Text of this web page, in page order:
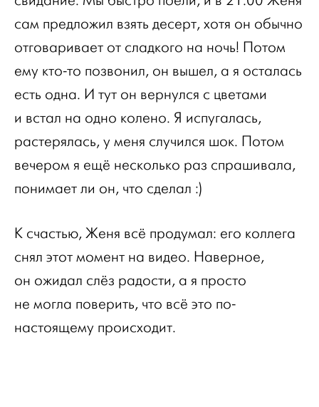
сам предложил взять десерт, хотя он обычно
отговаривает от сладкого на ночь! Потом
ему кто-то позвонил, он вышел, а я осталась
есть одна. И тут он вернулся с цветами
и встал на одно колено. Я испугалась,
растерялась, у меня случился шок. Потом
вечером я ещё несколько раз спрашивала,
понимает ли он, что сделал :)
К счастью, Женя всё продумал: его коллега
снял этот момент на видео. Наверное,
он ожидал слёз радости, а я просто
не могла поверить, что всё это по-
настоящему происходит.